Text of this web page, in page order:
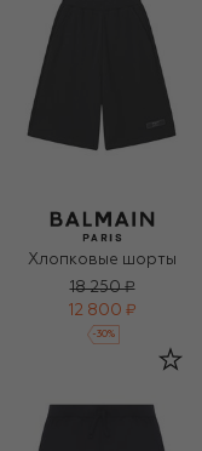
Хлопковые шорты
18 250 ₽
12 800 ₽
-30%